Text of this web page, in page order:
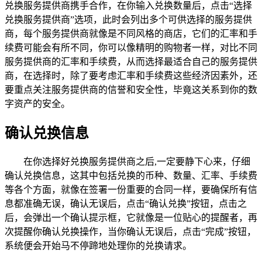
兑换服务提供商携手合作，在你输入兑换数量后，点击“选择
兑换服务提供商”选项，此时会列出多个可供选择的服务提供
商，每个服务提供商就像是不同风格的商店，它们的汇率和手
续费可能会有所不同，你可以像精明的购物者一样，对比不同
服务提供商的汇率和手续费，从而选择最适合自己的服务提供
商，在选择时，除了要考虑汇率和手续费这些经济因素外，还
要重点关注服务提供商的信誉和安全性，毕竟这关系到你的数
字资产的安全。
确认兑换信息
在你选择好兑换服务提供商之后,一定要静下心来，仔细
确认兑换信息，这其中包括兑换的币种、数量、汇率、手续费
等各个方面，就像在签署一份重要的合同一样，要确保所有信
息都准确无误，确认无误后，点击“确认兑换”按钮，点击之
后，会弹出一个确认提示框，它就像是一位贴心的提醒者，再
次提醒你确认兑换操作，当你确认无误后，点击“完成”按钮，
系统便会开始马不停蹄地处理你的兑换请求。